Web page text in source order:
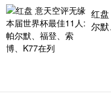
红
尔